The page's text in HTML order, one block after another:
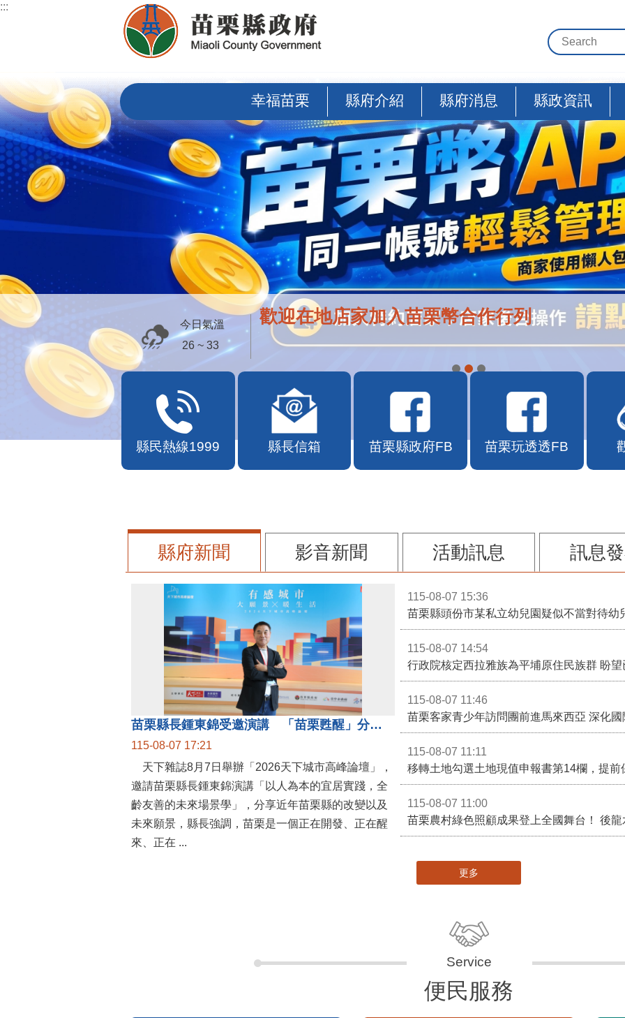
跳到主要內容區塊
:::
幸福苗栗 縣府介紹 縣府消息 縣政資訊
歡迎在地店家加入苗栗幣合作行列
今日氣溫
26 ~ 33
縣民熱線1999 縣長信箱 苗栗縣政府FB 苗栗玩透透FB
縣府新聞 影音新聞 活動訊息 訊息
苗栗縣長鍾東錦受邀演講 「苗栗甦醒」分享近年轉變
115-08-07 17:21
天下雜誌8月7日舉辦「2026天下城市高峰論壇」，
邀請苗栗縣長鍾東錦演講「以人為本的宜居實踐，全
齡友善的未來場景學」，分享近年苗栗縣的改變以及
未來願景，縣長強調，苗栗是一個正在開發、正在醒
來、正在 ...
115-08-07 15:36
苗栗縣頭份市某私立幼兒園疑似不當對待幼
115-08-07 14:54
115-08-07 11:46
苗栗客家青少年訪問團前進馬來西亞 深化
115-08-07 11:11
移轉土地勾選土地現值申報書第14欄，提前
115-08-07 11:00
更多
便民服務